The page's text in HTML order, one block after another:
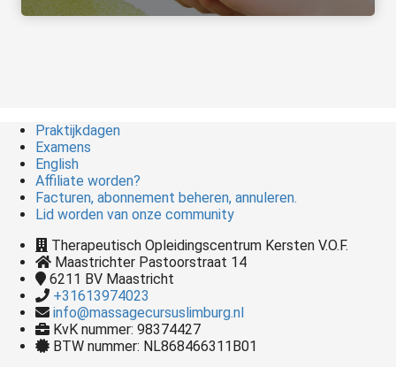
Praktijkdagen
Examens
English
Affiliate worden?
Facturen, abonnement beheren, annuleren.
Lid worden van onze community
Therapeutisch Opleidingscentrum Kersten V.O.F.
Maastrichter Pastoorstraat 14
6211 BV Maastricht
+31613974023
info@massagecursuslimburg.nl
KvK nummer: 98374427
BTW nummer: NL868466311B01